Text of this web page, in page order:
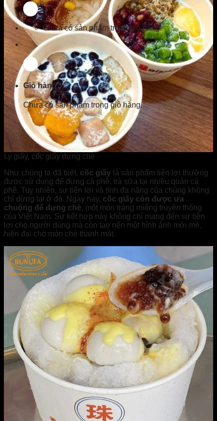
Chưa có sản phẩm trong giỏ hàng.
Giỏ hàng
Chưa có sản phẩm trong giỏ hàng.
Ly giấy, cốc giấy đựng chè
Như chúng ta đã biết, cốc giấy là sản phẩm tiện lợi thường
được sử dụng để đựng cà phê, trà sữa tại nhiều quán cà
phê. Tuy nhiên, sự tiện lợi và tính đa năng của chúng không
chỉ dừng lại ở đó. Ngày nay, cốc giấy còn được ưa
chuộng để đựng chè, một món tráng miệng truyền thống
của Việt Nam. Sự kết hợp này không chỉ mang đến sự tiện
lợi cho người dùng mà còn tạo nên một hình ảnh mới mẻ,
hiện đại cho món chè thanh mát.